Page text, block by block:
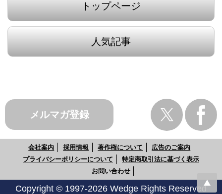
トップページ
人気記事
メルマガ登録
会社案内 採用情報 著作権について
広告のご案内
プライバシーポリシーについて
特定商取引法に基づく表示
お問い合わせ
Copyright © 1997-2026 Wedge Rights Reserved